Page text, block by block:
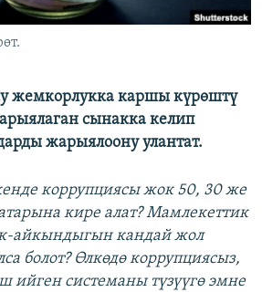
сайттары
жемкорлукка каршы күрөштү
сынакка келип
жарыялоону улантат.
коррупциясы жок 50, 30 же
кире алат? Мамлекеттик
айкындыгын кандай жол
болот? Өлкөдө коррупциясыз,
ийген системаны түзүүгө эмне